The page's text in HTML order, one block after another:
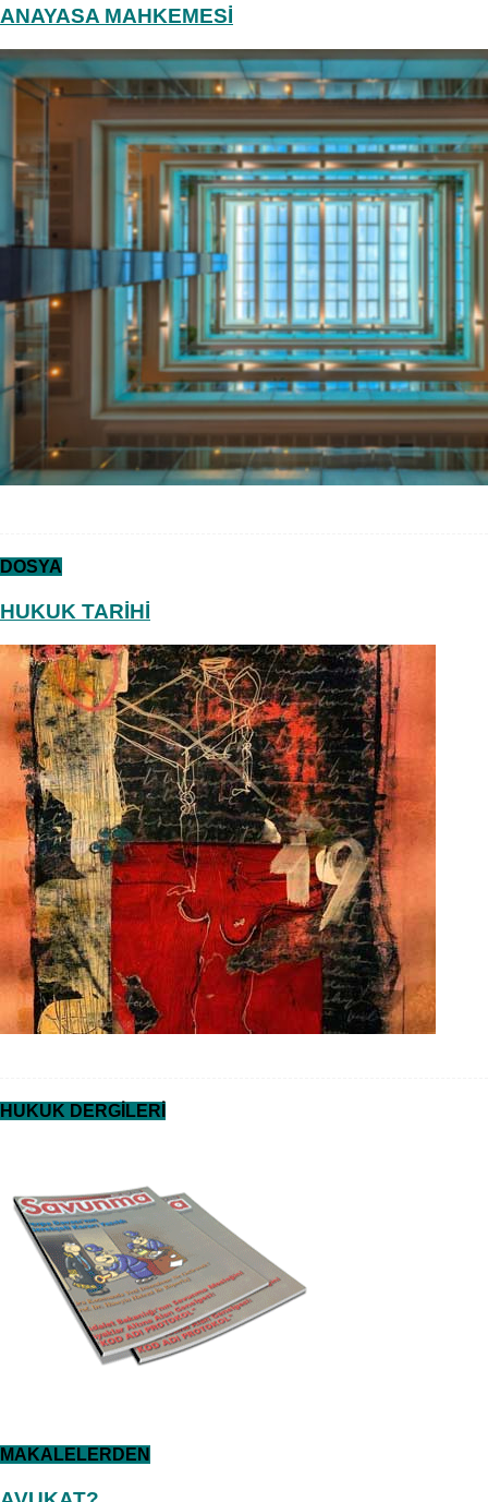
ANAYASA MAHKEMESİ
DOSYA
HUKUK TARİHİ
HUKUK DERGİLERİ
MAKALELERDEN